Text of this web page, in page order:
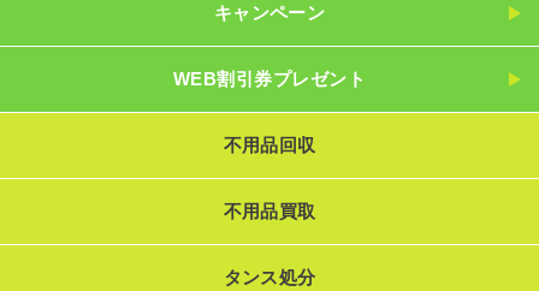
キャンペーン
WEB割引券プレゼント
不用品回収
不用品買取
タンス処分